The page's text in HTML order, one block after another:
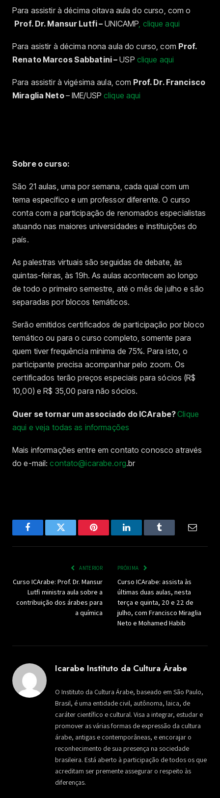
Para assistir à décima oitava aula do curso, com o
Prof. Dr. Mansur Lutfi – UNICAMP , clique aqui
Para asistir à décima nona aula do curso, com Prof.
Renato Marcos Sabbatini – USP clique aqui
Para assistir à vigésima aula, com Prof. Dr. Francisco
Miraglia Neto– IME/USPclique aqui
Sobre o curso:
São 21 aulas, uma por semana, cada qual com um
tema específico e um professor diferente. O curso
conta com a participação de renomados especialistas
atuando nas maiores universidades e instituições do
país.
As palestras virtuais são seguidas de debate, às
quintas-feiras, às 19h. As aulas acontecem ao longo
de todo o primeiro semestre, até o mês de julho e são
separadas por blocos temáticos.
Serão emitidos certificados de participação por bloco
temático ou para o curso completo, somente para
quem tiver frequência mínima de 75%. Para isto, o
participante precisa acompanhar pelo zoom. Os
certificados terão preços especiais para sócios (R$
10,00) e R$ 35,00 para não sócios.
Quer se tornar um associado do ICArabe?Clique
aqui e veja todas as informações
Mais informações entre em contato conosco através
do e-mail:contato@icarabe.org.br
FacebookTwitter Pinterest LinkedInTumblr
ANTERIOR
Curso ICArabe: Prof. Dr. Mansur
Lutfi ministra aula sobre a
contribuição dos árabes para
a química
PRÓXIMA
Curso ICArabe: assista às
últimas duas aulas, nesta
terça e quinta, 20 e 22 de
julho, com Francisco Miraglia
Neto e Mohamed Habib
Icarabe Instituto da Cultura Árabe
O Instituto da Cultura Árabe, baseado em São Paulo,
Brasil, é uma entidade civil, autônoma, laica, de
caráter científico e cultural. Visa a integrar, estudar e
promover as várias formas de expressão da cultura
árabe, antigas e contemporâneas, e encorajar o
reconhecimento de sua presença na sociedade
brasileira. Está aberto à participação de todos os que
acreditam ser premente assegurar o respeito às
diferenças.